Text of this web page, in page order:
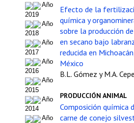
REVISTA ITEA
Presentación ITEA
Equipo Editorial
Leer revista ITEA
Directrices para autores/as
Políticas Editoriales
Año
2019
Año
2018
Año
2017
Año
2016
Año
2015
Año
2014
Año
Efecto de la
química y
sobre la producción
en secano bajo
reducida en
México
B.L. Gómez y M.A.
PRODUCCIÓN ANIMAL
Composición química
carne de conejo